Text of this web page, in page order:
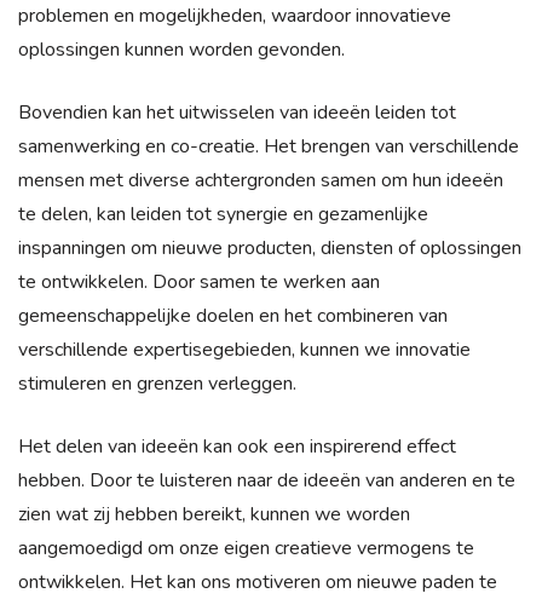
problemen en mogelijkheden, waardoor innovatieve
oplossingen kunnen worden gevonden.
Bovendien kan het uitwisselen van ideeën leiden tot
samenwerking en co-creatie. Het brengen van verschillende
mensen met diverse achtergronden samen om hun ideeën
te delen, kan leiden tot synergie en gezamenlijke
inspanningen om nieuwe producten, diensten of oplossingen
te ontwikkelen. Door samen te werken aan
gemeenschappelijke doelen en het combineren van
verschillende expertisegebieden, kunnen we innovatie
stimuleren en grenzen verleggen.
Het delen van ideeën kan ook een inspirerend effect
hebben. Door te luisteren naar de ideeën van anderen en te
zien wat zij hebben bereikt, kunnen we worden
aangemoedigd om onze eigen creatieve vermogens te
ontwikkelen. Het kan ons motiveren om nieuwe paden te